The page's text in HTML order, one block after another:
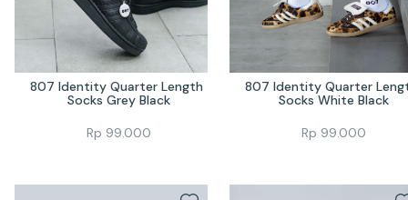
807 Identity Quarter Length
Socks Grey Black
Rp 99.000
807 Identity Quarter
Socks White Black
Rp 99.000